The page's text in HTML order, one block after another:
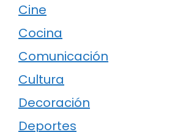
Cine
Cocina
Comunicación
Cultura
Decoración
Deportes